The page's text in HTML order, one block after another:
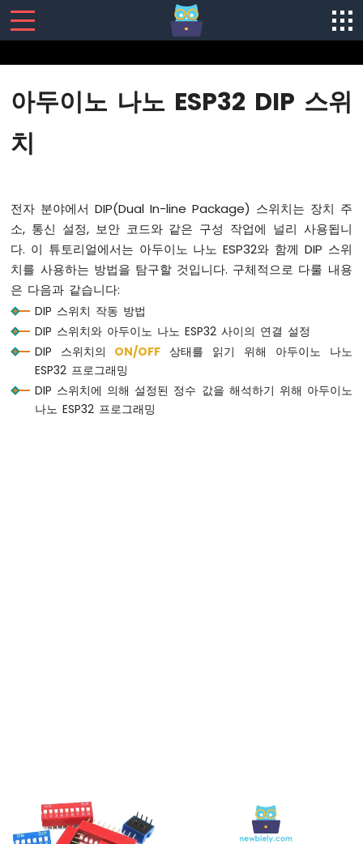
아
이
ESP32
-
소
프
트
웨
어
설
치
아
이
노
아두이노 나노 ESP32 DIP 스위
치
전자 분야에서 DIP(Dual In-line Package) 스위치는 장치 주
소, 통신 설정, 보안 코드와 같은 구성 작업에 널리 사용됩니
다. 이 튜토리얼에서는 아두이노 나노 ESP32와 함께 DIP 스위
치를 사용하는 방법을 탐구할 것입니다. 구체적으로 다룰 내용
은 다음과 같습니다:
DIP 스위치 작동 방법
DIP 스위치와 아두이노 나노 ESP32 사이의 연결 설정
DIP 스위치의
ON/OFF 상태를 읽기 위해 아두이노 나노
ESP32 프로그래밍
DIP 스위치에 의해 설정된 정수 값을 해석하기 위해 아두이노
나노 ESP32 프로그래밍